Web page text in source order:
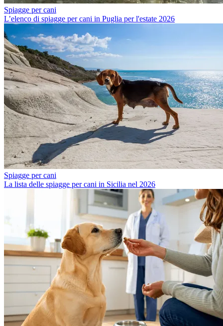
Spiagge per cani
L’elenco di spiagge per cani in Puglia per l'estate 2026
Spiagge per cani
La lista delle spiagge per cani in Sicilia nel 2026